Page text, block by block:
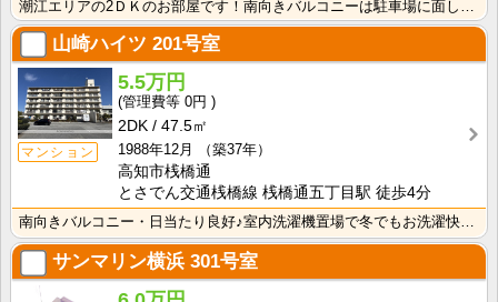
山崎ハイツ 201号室
マンション
5.5万円
0円
2DK
47.5㎡
1988年12月
（築37年）
高知市桟橋通
とさでん交通桟橋線 桟橋通五丁目駅 徒歩4分
南向きバルコニー・日当たり良好♪室内洗濯機置場で冬でもお洗濯快適！
サンマリン横浜301号室